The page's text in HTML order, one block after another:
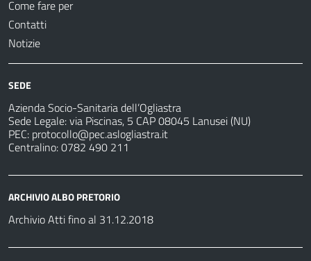
Come fare per
Contatti
Notizie
SEDE
Azienda Socio-Sanitaria dell’Ogliastra
Sede Legale: via Piscinas, 5 CAP 08045 Lanusei (NU)
PEC: protocollo@pec.aslogliastra.it
Centralino: 0782 490 211
ARCHIVIO ALBO PRETORIO
Archivio Atti fino al 31.12.2018